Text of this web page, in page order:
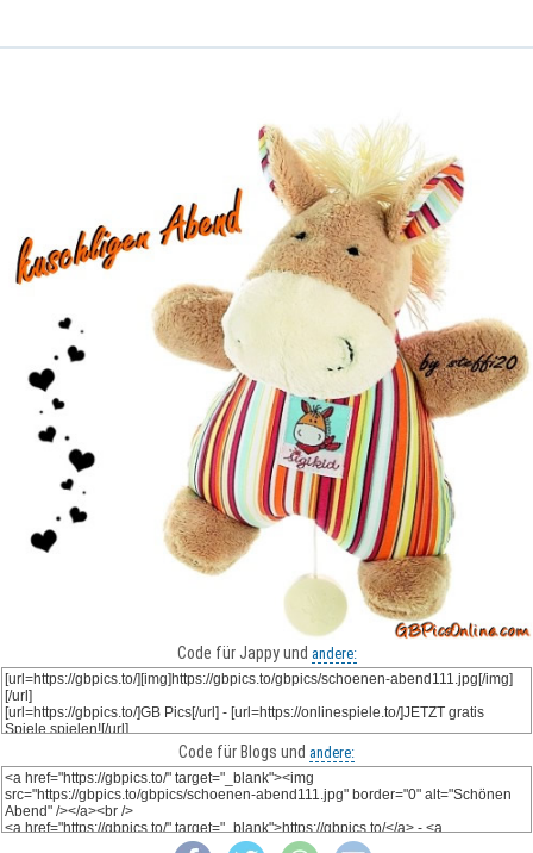
Code für Jappy und andere:
Code für Blogs und andere: